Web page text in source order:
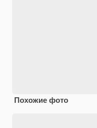
Похожие фото